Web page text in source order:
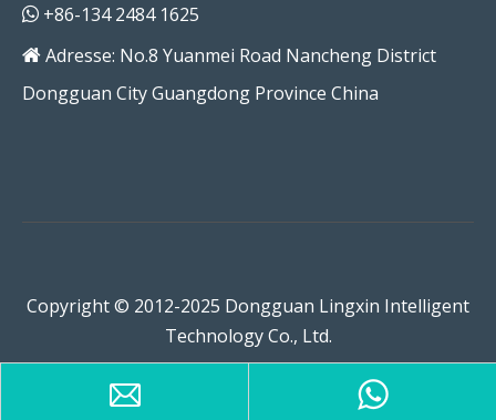
 +86-134 2484 1625
 Adresse: No.8 Yuanmei Road Nancheng District
Dongguan City Guangdong Province China
Copyright © 2012-2025 Dongguan Lingxin Intelligent
Technology Co., Ltd.